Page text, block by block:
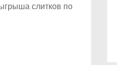
слитков по